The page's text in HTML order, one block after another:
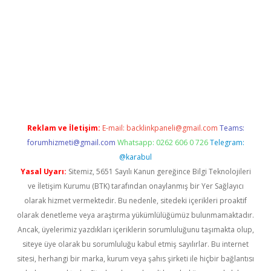
Reklam ve İletişim: E-mail: backlinkpaneli@gmail.com Teams:
forumhizmeti@gmail.com Whatsapp: 0262 606 0 726 Telegram:
@karabul
Yasal Uyarı: Sitemiz, 5651 Sayılı Kanun gereğince Bilgi Teknolojileri
ve İletişim Kurumu (BTK) tarafından onaylanmış bir Yer Sağlayıcı
olarak hizmet vermektedir. Bu nedenle, sitedeki içerikleri proaktif
olarak denetleme veya araştırma yükümlülüğümüz bulunmamaktadır.
Ancak, üyelerimiz yazdıkları içeriklerin sorumluluğunu taşımakta olup,
siteye üye olarak bu sorumluluğu kabul etmiş sayılırlar. Bu internet
sitesi, herhangi bir marka, kurum veya şahıs şirketi ile hiçbir bağlantısı